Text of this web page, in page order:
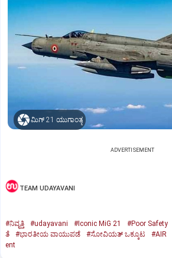
ಮಿಗ್‌ 21 ಯುಗಾಂತ್ಯ
ADVERTISEMENT
TEAM UDAYAVANI
#ನಿವೃತ್ತಿ #udayavani #Iconic MiG 21 #Poor Safety
ತೆ
#ಭಾರತೀಯ ವಾಯುಪಡೆ #ಸೋವಿಯತ್‌ ಒಕ್ಕೂಟ #AIR
ent